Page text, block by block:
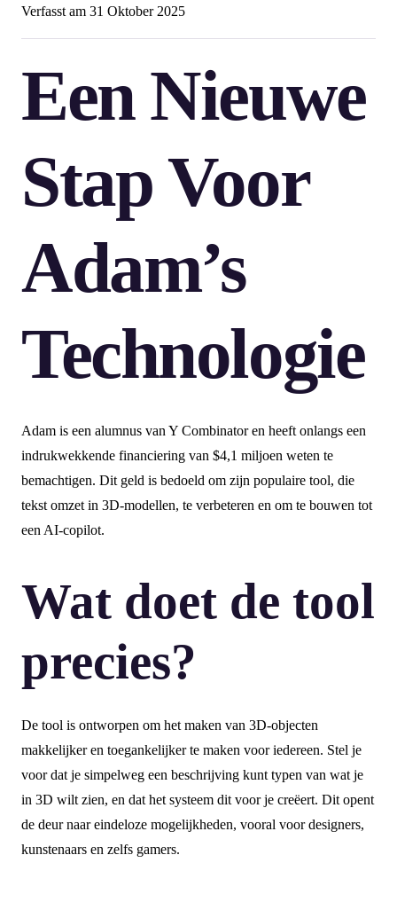
Verfasst am 31 Oktober 2025
Een Nieuwe
Stap Voor
Adam’s
Technologie
Adam is een alumnus van Y Combinator en heeft onlangs een
indrukwekkende financiering van $4,1 miljoen weten te
bemachtigen. Dit geld is bedoeld om zijn populaire tool, die
tekst omzet in 3D-modellen, te verbeteren en om te bouwen tot
een AI-copilot.
Wat doet de tool
precies?
De tool is ontworpen om het maken van 3D-objecten
makkelijker en toegankelijker te maken voor iedereen. Stel je
voor dat je simpelweg een beschrijving kunt typen van wat je
in 3D wilt zien, en dat het systeem dit voor je creëert. Dit opent
de deur naar eindeloze mogelijkheden, vooral voor designers,
kunstenaars en zelfs gamers.